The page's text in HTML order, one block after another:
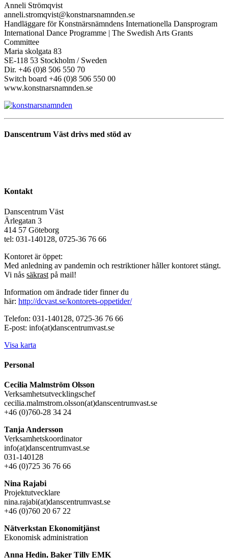
Anneli Strömqvist
anneli.stromqvist@konstnarsnamnden.se
Handläggare för Konstnärsnämndens Internationella Dansprogram
International Dance Programme | The Swedish Arts Grants
Committee
Maria skolgata 83
SE-118 53 Stockholm / Sweden
Dir. +46 (0)8 506 550 70
Switch board +46 (0)8 506 550 00
www.konstnarsnamnden.se
Danscentrum Väst drivs med stöd av
Kontakt
Danscentrum Väst
Ärlegatan 3
414 57 Göteborg
tel: 031-140128, 0725-36 76 66
Kontoret är öppet:
Med anledning av pandemin och restriktioner håller kontoret stängt.
Vi nås säkrast på mail!
Information om ändrade tider finner du
här: http://dcvast.se/kontorets-oppetider/
Telefon: 031-140128, 0725-36 76 66
E-post: info(at)danscentrumvast.se
Visa karta
Personal
Cecilia Malmström Olsson
Verksamhetsutvecklingschef
cecilia.malmstrom.olsson(at)danscentrumvast.se
+46 (0)760-28 34 24
Tanja Andersson
Verksamhetskoordinator
info(at)danscentrumvast.se
031-140128
+46 (0)725 36 76 66
Nina Rajabi
Projektutvecklare
nina.rajabi(at)danscentrumvast.se
+46 (0)760 20 67 22
Nätverkstan Ekonomitjänst
Ekonomisk administration
Anna Hedin, Baker Tilly EMK